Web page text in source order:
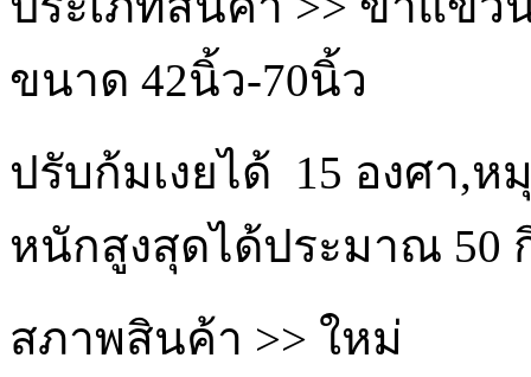
ขนาด 42นิ้ว-70นิ้ว
ปรับก้มเงยได้ 15 องศา,ห
หนักสูงสุดได้ประมาณ 50
สภาพสินค้า >> ใหม่